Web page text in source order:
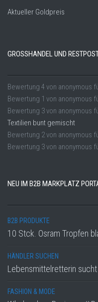
Aktueller Goldpreis
GROSSHANDEL UND
Bewertung 4 von anonymous
Bewertung 1 von anonymous
Bewertung 3von anonymous
Textilien bunt gemischt
Bewertung 2von anonymous
Bewertung 3von anonymous
NEU IM B2B MARKPLATZ
B2B PRODUKTE
10 Stck. Osram Tropfen
HÄNDLER SUCHEN
Lebensmittelretterin
FASHION & MODE